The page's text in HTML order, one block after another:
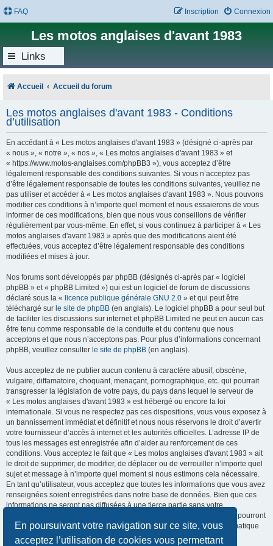
En poursuivant votre navigation sur ce site, vous
acceptez l’utilisation de cookies vous permettant
FAQ Connexion
Inscription
Les motos anglaises d'avant 1983
Links
Accueil Accueil du forum
Les motos anglaises d'avant 1983 - Conditions
d’utilisation
En accédant à « Les motos anglaises d'avant 1983 » (désigné ci-après par
« nous », « notre », « nos », « Les motos anglaises d'avant 1983 » et
« https://www.motos-anglaises.com/phpBB3 »), vous acceptez d’être
légalement responsable des conditions suivantes. Si vous n’acceptez pas
d’être légalement responsable de toutes les conditions suivantes, veuillez ne
pas utiliser et accéder à « Les motos anglaises d'avant 1983 ». Nous pouvons
modifier ces conditions à n’importe quel moment et nous essaierons de vous
informer de ces modifications, bien que nous vous conseillons de vérifier
régulièrement par vous-même. En effet, si vous continuez à participer à « Les
motos anglaises d'avant 1983 » après que des modifications aient été
effectuées, vous acceptez d’être légalement responsable des conditions
modifiées et mises à jour.
Nos forums sont développés par phpBB (désignés ci-après par « logiciel
phpBB » et « phpBB Limited ») qui est un logiciel de forum de discussions
déclaré sous la « licence publique générale GNU 2.0 » et qui peut être
téléchargé sur le site de phpBB (en anglais). Le logiciel phpBB a pour seul but
de faciliter les discussions sur internet et phpBB Limited ne peut en aucun cas
être tenu comme responsable de la conduite et du contenu que nous
acceptons et que nous n’acceptons pas. Pour plus d’informations concernant
phpBB, veuillez consulter le site de phpBB (en anglais).
Vous acceptez de ne publier aucun contenu à caractère abusif, obscène,
vulgaire, diffamatoire, choquant, menaçant, pornographique, etc. qui pourrait
transgresser la législation de votre pays, du pays dans lequel le serveur de
« Les motos anglaises d'avant 1983 » est hébergé ou encore la loi
internationale. Si vous ne respectez pas ces dispositions, vous vous exposez à
un bannissement immédiat et définitif et nous nous réservons le droit d’avertir
votre fournisseur d’accès à internet et les autorités officielles. L’adresse IP de
tous les messages est enregistrée afin d’aider au renforcement de ces
conditions. Vous acceptez le fait que « Les motos anglaises d'avant 1983 » ait
le droit de supprimer, de modifier, de déplacer ou de verrouiller n’importe quel
sujet et message à n’importe quel moment si nous estimons cela nécessaire.
En tant qu’utilisateur, vous acceptez que toutes les informations que vous avez
renseignées soient enregistrées dans notre base de données. Bien que ces
informations ne seront pas diffusées à une tierce partie sans votre
consentement, ni « Les motos anglaises d'avant 1983 », ni phpBB, ne pourront
être tenus comme responsables en cas de tentative de piratage informatique
visant à compromettre vos données.